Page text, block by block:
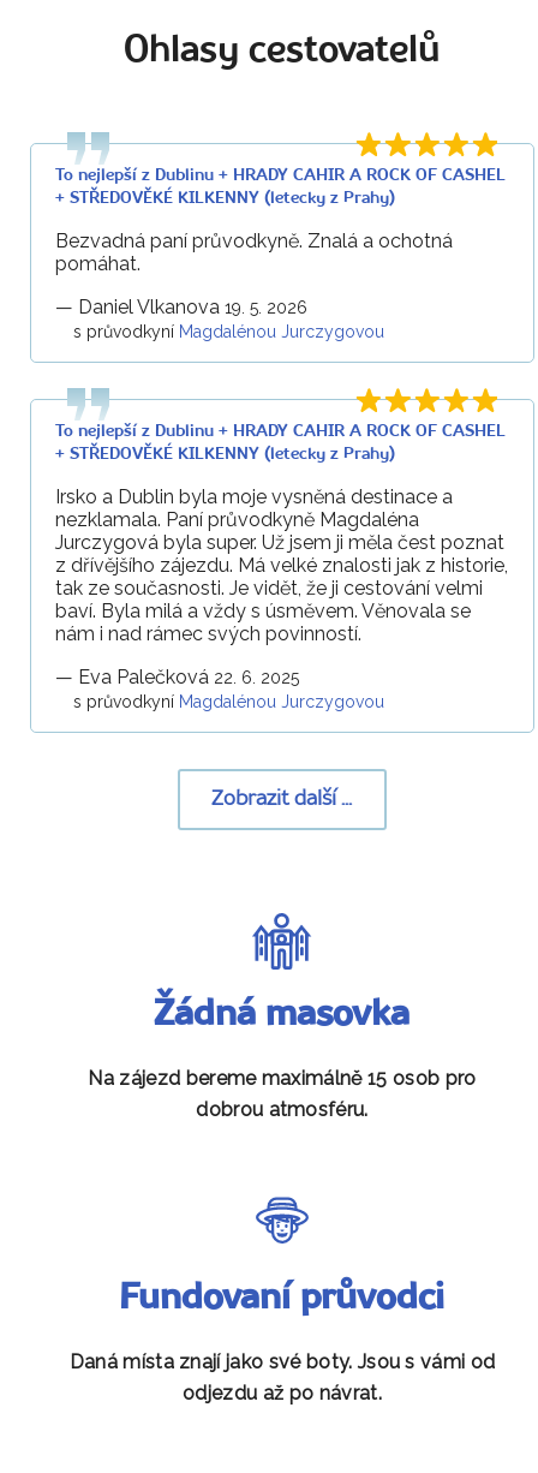
Ohlasy cestovatelů
To nejlepší z Dublinu + HRADY CAHIR A ROCK OF CASHEL
+ STŘEDOVĚKÉ KILKENNY (letecky z Prahy)
Bezvadná paní průvodkyně. Znalá a ochotná
pomáhat.
— Daniel Vlkanova 19. 5. 2026
s průvodkyní Magdalénou Jurczygovou
To nejlepší z Dublinu + HRADY CAHIR A ROCK OF CASHEL
+ STŘEDOVĚKÉ KILKENNY (letecky z Prahy)
Irsko a Dublin byla moje vysněná destinace a
nezklamala. Paní průvodkyně Magdaléna
Jurczygová byla super. Už jsem ji měla čest poznat
z dřívějšího zájezdu. Má velké znalosti jak z historie,
tak ze současnosti. Je vidět, že ji cestování velmi
baví. Byla milá a vždy s úsměvem. Věnovala se
nám i nad rámec svých povinností.
— Eva Palečková 22. 6. 2025
s průvodkyní Magdalénou Jurczygovou
Zobrazit další ...
Žádná masovka
Na zájezd bereme maximálně 15 osob pro
dobrou atmosféru.
Fundovaní průvodci
Daná místa znají jako své boty. Jsou s vámi od
odjezdu až po návrat.